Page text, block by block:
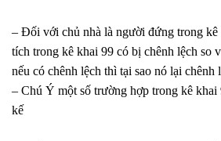
– Đối với chủ nhà là người đứng trong kê
tích trong kê khai 99 có bị chênh lệch so
nếu có chênh lệch thì tại sao nó lại chênh
– Chú Ý một số trường hợp trong kê khai
kế